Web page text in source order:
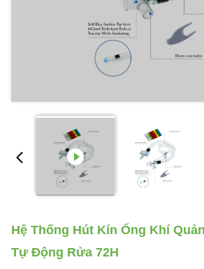
Hệ Thống Hút Kín Ống Khí
Tự Động Rửa 72H